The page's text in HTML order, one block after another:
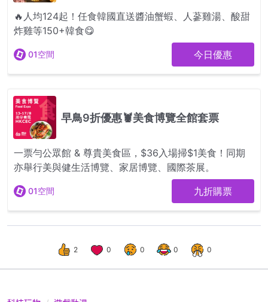
2 0 0 0 0